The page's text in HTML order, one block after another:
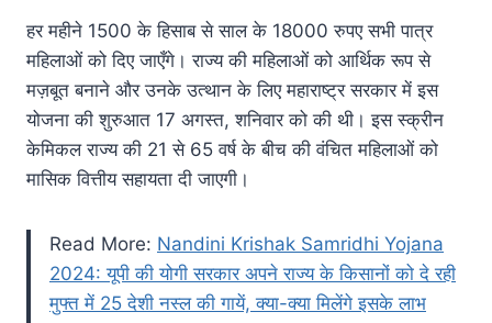
हर महीने 1500 के हिसाब से साल के 18000 रुपए सभी पात्र
महिलाओं को दिए जाएँगे। राज्य की महिलाओं को आर्थिक रूप से
मज़बूत बनाने और उनके उत्थान के लिए महाराष्ट्र सरकार में इस
योजना की शुरुआत 17 अगस्त, शनिवार को की थी। इस स्क्रीन
केमिकल राज्य की 21 से 65 वर्ष के बीच की वंचित महिलाओं को
मासिक वित्तीय सहायता दी जाएगी।
Read More: Nandini Krishak Samridhi Yojana
2024: यूपी की योगी सरकार अपने राज्य के किसानों को दे रही
मुफ्त में 25 देशी नस्ल की गायें, क्या-क्या मिलेंगे इसके लाभ